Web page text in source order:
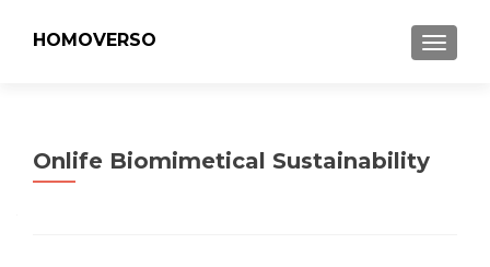
MENU
HOMOVERSO
Onlife Biomimetical Sustainability